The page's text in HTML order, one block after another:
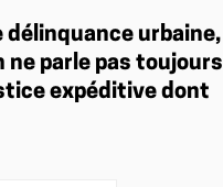
délinquance urbaine,
ne parle pas toujours
expéditive dont